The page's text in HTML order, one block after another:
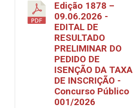
Edição 1878 –
09.06.2026 -
EDITAL DE
RESULTADO
PRELIMINAR DO
PEDIDO DE
ISENÇÃO DA TAXA
DE INSCRIÇÃO -
Concurso Público
001/2026